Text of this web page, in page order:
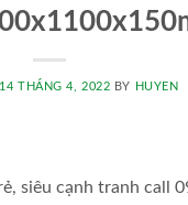
14 THÁNG 4, 2022 BY HUYEN
siêu cạnh tranh